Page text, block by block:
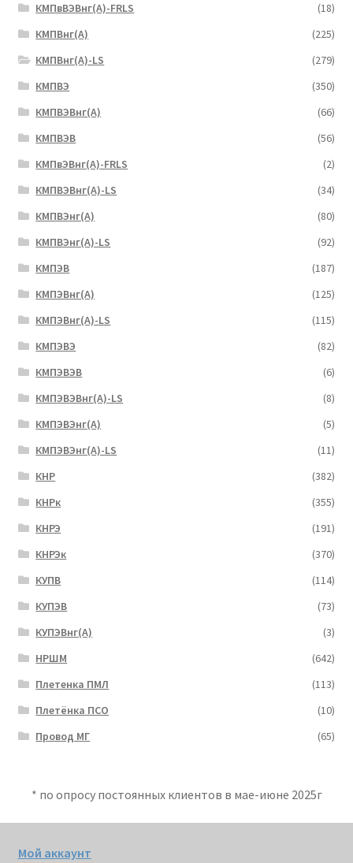
КМПвВЭВнг(А)-FRLS
(18)
КМПВнг(А)
(225)
КМПВнг(А)-LS
(279)
КМПВЭ
(350)
КМПВЭBнг(А)
(66)
КМПВЭВ
(56)
КМПвЭВнг(А)-FRLS
(2)
КМПВЭВнг(А)-LS
(34)
КМПВЭнг(А)
(80)
КМПВЭнг(А)-LS
(92)
КМПЭВ
(187)
КМПЭВнг(А)
(125)
КМПЭВнг(А)-LS
(115)
КМПЭВЭ
(82)
КМПЭВЭВ
(6)
КМПЭВЭВнг(А)-LS
(8)
КМПЭВЭнг(А)
(5)
КМПЭВЭнг(А)-LS
(11)
КНР
(382)
КНРк
(355)
КНРЭ
(191)
КНРЭк
(370)
КУПВ
(114)
КУПЭВ
(73)
КУПЭВнг(А)
(3)
НРШМ
(642)
Плетенка ПМЛ
(113)
Плетёнка ПСО
(10)
Провод МГ
(65)
* по опросу постоянных клиентов в мае-июне 2025г
Мой аккаунт